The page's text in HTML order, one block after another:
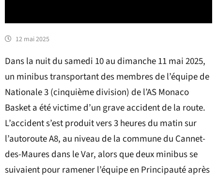
12 mai 2025
Dans la nuit du samedi 10 au dimanche 11 mai 2025,
un minibus transportant des membres de l’équipe de
Nationale 3 (cinquième division) de l’AS Monaco
Basket a été victime d’un grave accident de la route.
L’accident s’est produit vers 3 heures du matin sur
l’autoroute A8, au niveau de la commune du Cannet-
des-Maures dans le Var, alors que deux minibus se
suivaient pour ramener l’équipe en Principauté après